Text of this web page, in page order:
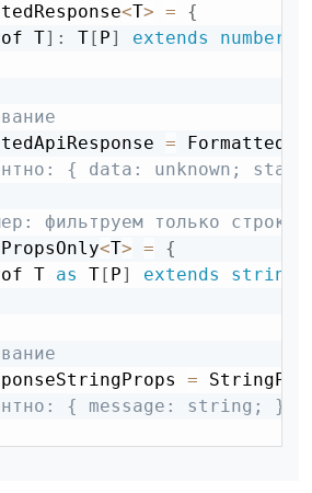
<T> =
{
T] : T [ P] extends number
=
{ data: unknown;
фильтруем только
<T> =
{
T as T [ P] extends string
=
{ message: string; }